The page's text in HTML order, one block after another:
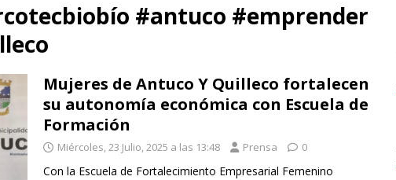
#antuco #emprender
Mujeres de Antuco Y Quilleco fortalecen
su autonomía económica con Escuela de
Formación
Miércoles, 23 Julio, 2025 a las 13:48 Prensa 0
Con la Escuela de Fortalecimiento Empresarial Femenino